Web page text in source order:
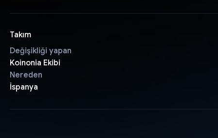
Takım
Değişikliği yapan
Koinonia Ekibi
Nereden
İspanya